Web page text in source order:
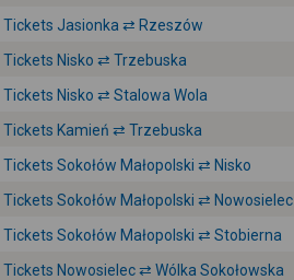
Tickets Jasionka ⇄ Rzeszów
Tickets Nisko ⇄ Trzebuska
Tickets Nisko ⇄ Stalowa Wola
Tickets Kamień ⇄ Trzebuska
Tickets Sokołów Małopolski ⇄ Nisko
Tickets Sokołów Małopolski ⇄ Nowosielec
Tickets Sokołów Małopolski ⇄ Stobierna
Tickets Nowosielec ⇄ Wólka Sokołowska